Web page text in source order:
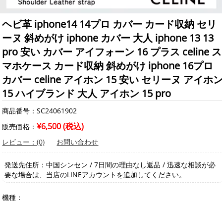
ヘビ革 iphone14 14プロ カバー カード収納 セリ
ーヌ 斜めがけ iphone カバー 大人 iphone 13 13
pro 安い カバー アイフォーン 16 プラス celine ス
マホケース カード収納 斜めがけ iphone 16プロ
カバー celine アイホン 15 安い セリーヌ アイホ
15 ハイブランド 大人 アイホン 15 pro
商品番号：SC24061902
販売価格：¥6,500 (税込)
レビュー：(0) お問い合わせ
発送先住所：中国シンセン / 7日間の理由なし返品 / 迅速な相談が必
要な場合は、当店のLINEアカウントを追加してください。
機種：